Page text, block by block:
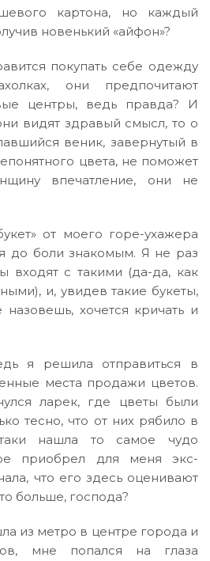
картона, но каждый
новенький «айфон»?
покупать себе одежду
они предпочитают
центры, ведь правда? И
видят здравый смысл, то о
веник, завернутый в
цвета, не поможет
впечатление, они не
от моего горе-ухажера
до боли знакомым. Я не раз
входят с такими (да-да, как
и, увидев такие букеты,
назовешь, хочется кричать и
я решила отправиться в
места продажи цветов.
ларек, где цветы были
тесно, что от них рябило в
нашла то самое чудо
приобрел для меня экс-
что его здесь оценивают
больше, господа?
из метро в центре города и
мне попался на глаза